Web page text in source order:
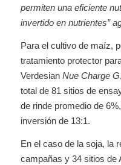
permiten una eficiente
invertido en nutrientes”
Para el cultivo de maíz,
tratamiento protector
Verdesian Nue Charge G
total de 81 sitios de
de rinde promedio de
inversión de 13:1.
En el caso de la soja, la
campañas y 34 sitios de